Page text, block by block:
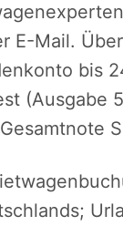
E-Mail.
bis
(Ausgabe